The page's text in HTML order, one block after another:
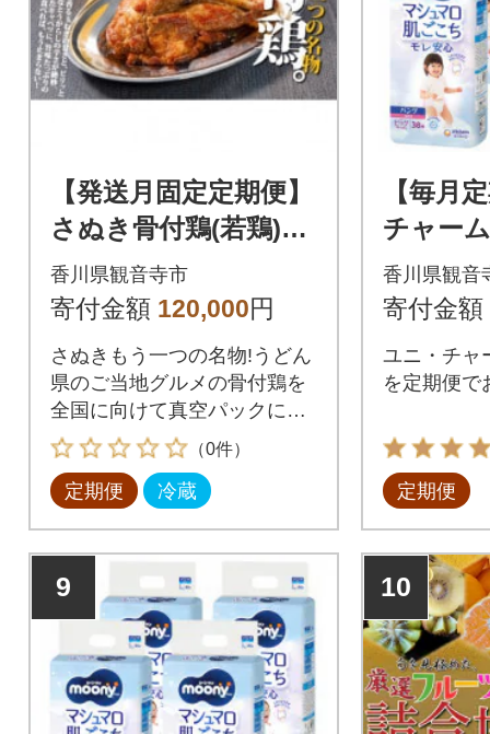
【発送月固定定期便】
さぬき骨付鶏(若鶏)3
本セット全12回
香川県観音寺市
寄付金額 120,000円
さぬきもう一つの名物!うどん
県のご当地グルメの骨付鶏を
全国に向けて真空パックにし
てお届けします。
（0件）
定期便 冷蔵
【毎月
チャー
ツ ムー
の子用
香川県観音
寄付金額
ユニ・チャ
を定期便で
定期便
9 10